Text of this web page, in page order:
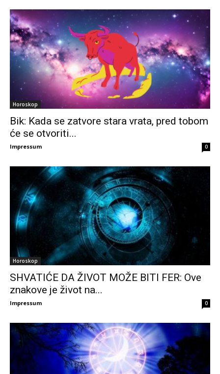
Horoskop
Bik: Kada se zatvore stara vrata, pred tobom
će se otvoriti...
Impressum 0
Horoskop
SHVATIĆE DA ŽIVOT MOŽE BITI FER: Ove
znakove je život na...
Impressum 0